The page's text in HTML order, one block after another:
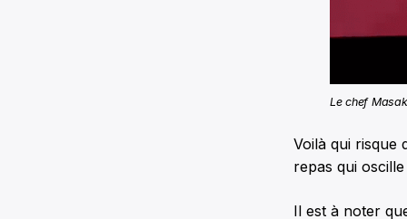
Le chef
Voilà qui risque
repas qui
Il est à noter